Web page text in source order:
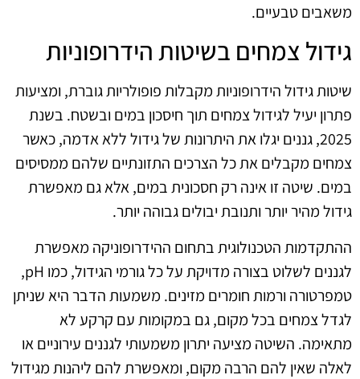
משאבים טבעיים.
גידול צמחים בשיטות הידרופוניות
שיטות גידול הידרופוניות מקבלות פופולריות גוברת, ומציעות
פתרון יעיל לגידול צמחים תוך חיסכון במים ובשטח. בשנת
2025, גננים יגלו את היתרונות של גידול ללא אדמה, כאשר
צמחים מקבלים את כל הצרכים התזונתיים שלהם ממסיסים
במים. שיטה זו אינה רק חסכונית במים, אלא גם מאפשרת
גידול מהיר יותר ותנובת יבולים גבוהה יותר.
ההתקדמות הטכנולוגית בתחום ההידרופוניקה מאפשרת
לגננים לשלוט בצורה מדויקת על כל גורמי הגידול, כמו pH,
טמפרטורה ורמות חומרים מזינים. משמעות הדבר היא שניתן
לגדל צמחים בכל מקום, גם במקומות עם קרקע לא
מתאימה. השיטה מציעה יתרון משמעותי לגננים עירוניים או
לאלה שאין להם הרבה מקום, ומאפשרת להם ליהנות מגידול